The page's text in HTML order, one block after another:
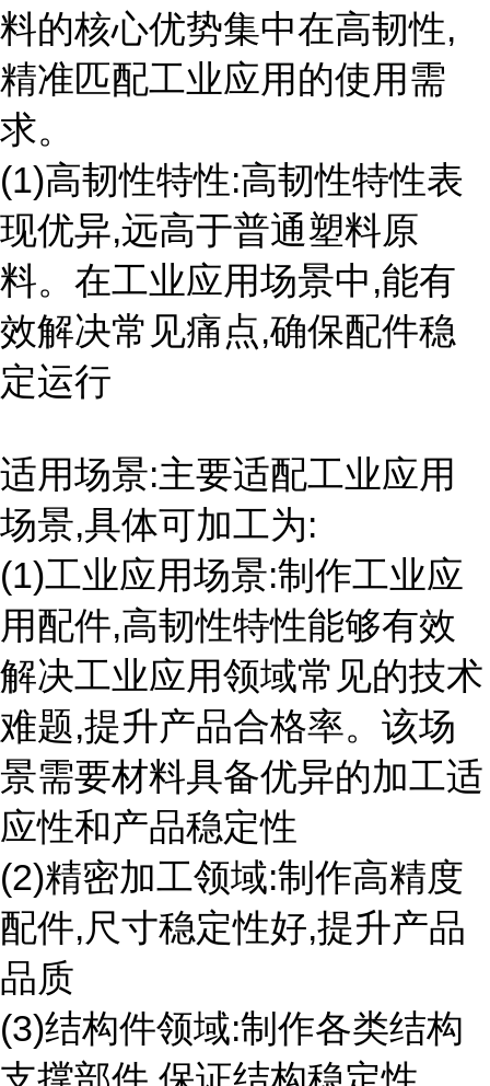
料的核心优势集中在高韧性,
精准匹配工业应用的使用需
求。
(1)高韧性特性:高韧性特性表
现优异,远高于普通塑料原
料。在工业应用场景中,能有
效解决常见痛点,确保配件稳
定运行
适用场景:主要适配工业应用
场景,具体可加工为:
(1)工业应用场景:制作工业应
用配件,高韧性特性能够有效
解决工业应用领域常见的技术
难题,提升产品合格率。该场
景需要材料具备优异的加工适
应性和产品稳定性
(2)精密加工领域:制作高精度
配件,尺寸稳定性好,提升产品
品质
(3)结构件领域:制作各类结构